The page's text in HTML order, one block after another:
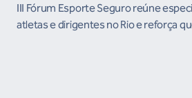
III Fórum Esporte Seguro reúne
atletas e dirigentes no Rio e reforça